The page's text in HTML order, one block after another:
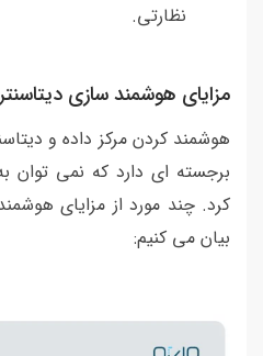
نظارتی.
مزایای هوشمند سازی
هوشمند کردن مرکز داده و
برجسته ای دارد که نمی توان
کرد. چند مورد از مزایای
بیان می کنیم: